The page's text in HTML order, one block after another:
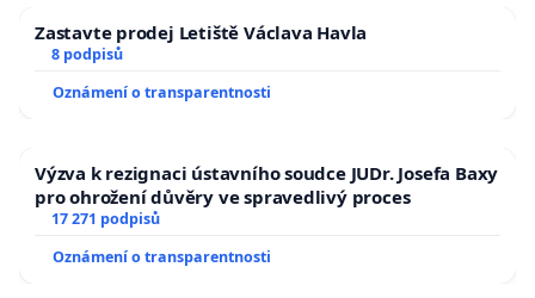
Zastavte prodej Letiště Václava Havla
8 podpisů
Oznámení o transparentnosti
Výzva k rezignaci ústavního soudce JUDr. Josefa Baxy
pro ohrožení důvěry ve spravedlivý proces
17 271 podpisů
Oznámení o transparentnosti